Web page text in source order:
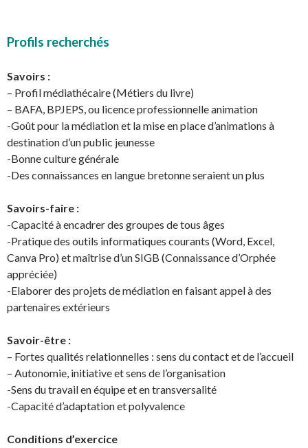
Profils recherchés
Savoirs :
– Profil médiathécaire (Métiers du livre)
– BAFA, BPJEPS, ou licence professionnelle animation
-Goût pour la médiation et la mise en place d’animations à
destination d’un public jeunesse
-Bonne culture générale
-Des connaissances en langue bretonne seraient un plus
Savoirs-faire :
-Capacité à encadrer des groupes de tous âges
-Pratique des outils informatiques courants (Word, Excel,
Canva Pro) et maîtrise d’un SIGB (Connaissance d’Orphée
appréciée)
-Elaborer des projets de médiation en faisant appel à des
partenaires extérieurs
Savoir-être :
– Fortes qualités relationnelles : sens du contact et de l’accueil
– Autonomie, initiative et sens de l’organisation
-Sens du travail en équipe et en transversalité
-Capacité d’adaptation et polyvalence
Conditions d’exercice